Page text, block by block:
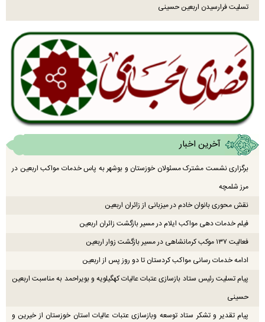
تسلیت فرارسیدن اربعین حسینی
آخرین اخبار
برگزاری نشست مشترک مسئولان خوزستان و بوشهر به پاس خدمات مواکب اربعین در
مرز شلمچه
نقش محوری بانوان خادم در میزبانی از زائران اربعین
فیلم خدمات دهی مواکب ایلام در مسیر بازگشت زائران اربعین
فعالیت ۱۳۷ موکب کرمانشاهی در مسیر بازگشت زوار اربعین
ادامه خدمات رسانی مواکب کردستان تا دو روز پس از اربعین
پیام تسلیت رئیس ستاد بازسازی عتبات عالیات کهگیلویه و بویراحمد به مناسبت اربعین
حسینی
پیام تقدیر و تشکر ستاد توسعه وبازسازی عتبات عالیات استان خوزستان از خیرین و